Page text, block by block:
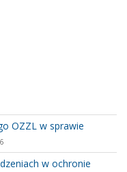
OZZL w sprawie
w ochronie